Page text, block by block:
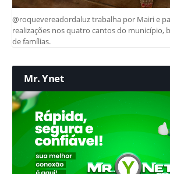
@roquevereadordaluz trabalha por Mairi e
realizações nos quatro cantos do município,
de famílias.
Mr. Ynet